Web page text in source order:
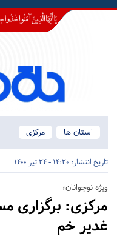
استان ها
مرکزی
تاریخ انتشار: 14:20 - 24 تیر 1400
ویژه نوجوانان؛
مرکزی: برگزاری
غدیر خم